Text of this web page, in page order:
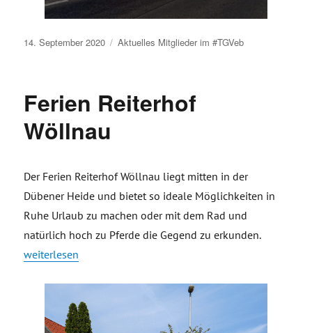
Veröffentlicht
14. September 2020 Aktuelles Mitglieder im #TGVeb
Ferien Reiterhof
Wöllnau
Der Ferien Reiterhof Wöllnau liegt mitten in der
Dübener Heide und bietet so ideale Möglichkeiten in
Ruhe Urlaub zu machen oder mit dem Rad und
natürlich hoch zu Pferde die Gegend zu erkunden.
„Ferien Reiterhof Wöllnau“
weiterlesen